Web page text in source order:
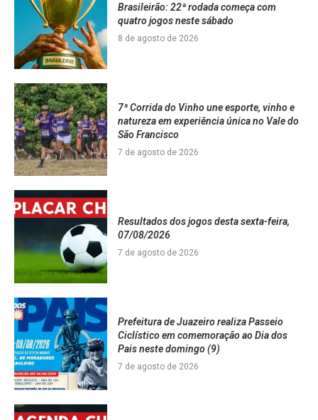
Brasileirão: 22ª rodada começa com
quatro jogos neste sábado
8 de agosto de 2026
7ª Corrida do Vinho une esporte, vinho e
natureza em experiência única no Vale do
São Francisco
7 de agosto de 2026
Resultados dos jogos desta sexta-feira,
07/08/2026
7 de agosto de 2026
Prefeitura de Juazeiro realiza Passeio
Ciclístico em comemoração ao Dia dos
Pais neste domingo (9)
7 de agosto de 2026